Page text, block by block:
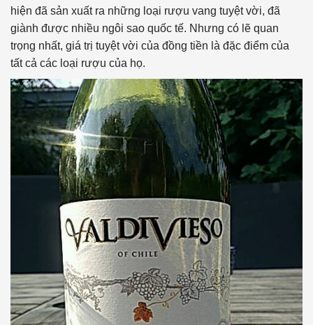
hiện đã sản xuất ra những loại rượu vang tuyệt vời, đã
giành được nhiều ngôi sao quốc tế. Nhưng có lẽ quan
trọng nhất, giá trị tuyệt vời của đồng tiền là đặc điểm của
tất cả các loại rượu của họ.